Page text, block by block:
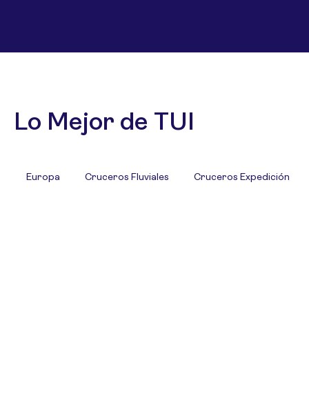
Lo Mejor de TUI
Europa Cruceros Fluviales Cruceros Expedición